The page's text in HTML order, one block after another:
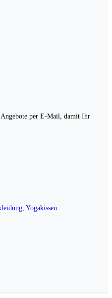
Angebote per E-Mail, damit Ihr
Yogakissen